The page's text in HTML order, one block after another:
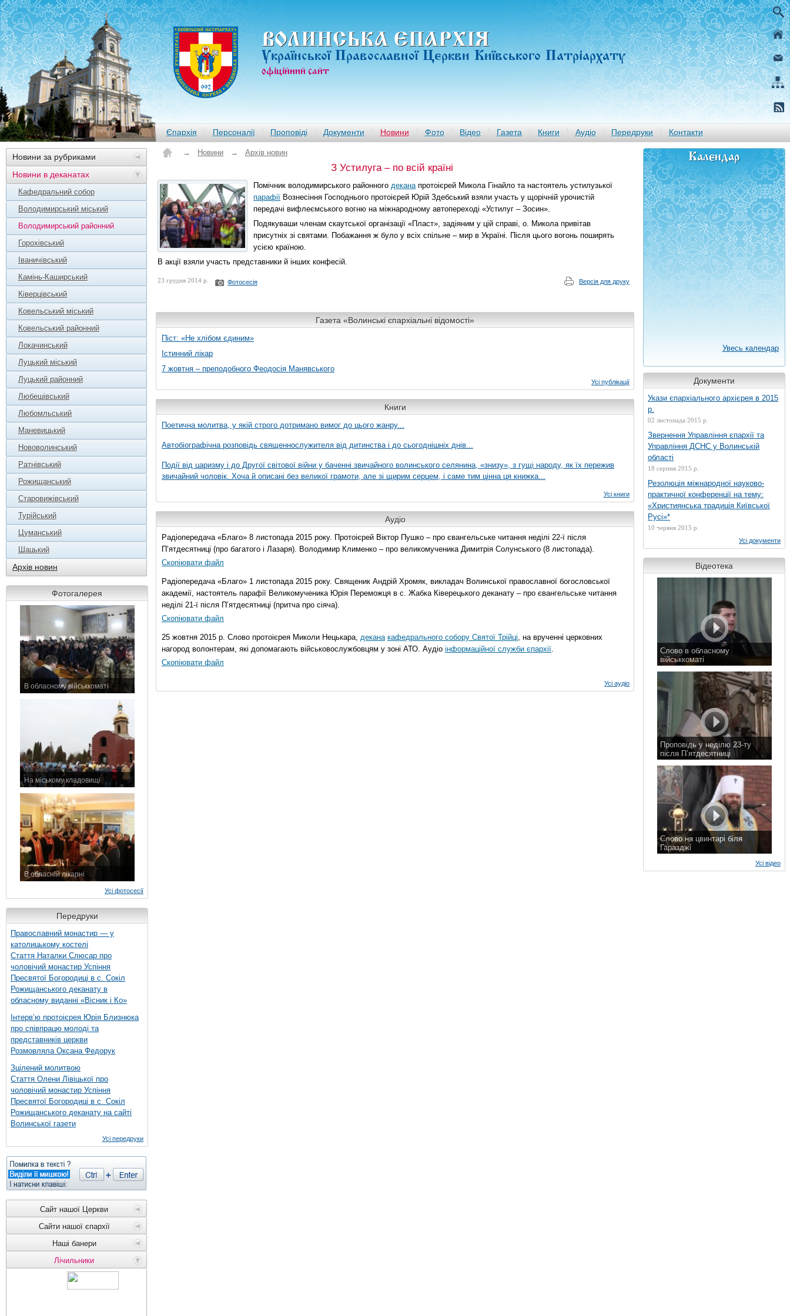
ВОЛИНСЬКА ЄПАРХIЯ
Української Православної Церкви Київського Патріархату
офiцiйний сайт
Єпархія Персоналії Проповіді Документи Новини Фото Відео Газета Книги Аудіо Передруки Контакти
Новини за рубриками
Новини в деканатах
Кафедральний собор
Володимирський міський
Володимирський районний
Горохівський
Іваничівський
Камінь-Каширський
Ківерцівський
Ковельський міський
Ковельський районний
Локачинський
Луцький міський
Луцький районний
Любешівський
Любомльський
Маневицький
Нововолинський
Ратнівський
Рожищанський
Старовижівський
Турійський
Цуманський
Шацький
Архів новин
Фотогалерея
В обласному військкоматі
На міському кладовищі
В обласній лікарні
Усі фотосесії
Передруки
Православний монастир — у
католицькому костелі
Стаття Наталки Слюсар про
чоловічий монастир Успіння
Пресвятої Богородиці в с. Сокіл
Рожищанського деканату в
обласному виданні «Вісник і Ко»
Інтерв’ю протоієрея Юрія Близнюка
про співпрацю молоді та
представників церкви
Розмовляла Оксана Федорук
Зцілений молитвою
Стаття Олени Лівіцької про
чоловічий монастир Успіння
Пресвятої Богородиці в с. Сокіл
Рожищанського деканату на сайті
Волинської газети
Усі передруки
Сайт нашої Церкви
Сайти нашої єпархії
Наші банери
Лічильники
→ Новини → Архів новин
З Устилуга – по всій країні
Помічник володимирського районного деканапротоієрей Микола Гінайло та настоятель устилузької
парафії Вознесіння Господнього протоієрей Юрій Здебський взяли участь у щорічній урочистій
передачі вифлеємського вогню на міжнародному автопереході «Устилуг – Зосин».
Подякуваши членам скаутської організації «Пласт», задіяним у цій справі, о. Микола привітав
присутніх зі святами. Побажання ж було у всіх спільне – мир в Україні. Після цього вогонь поширять
усією країною.
В акції взяли участь представники й інших конфесій.
23 грудня 2014 р. Фотосесія Версія для друку
Газета «Волинські єпархіальні відомості»
Піст: «Не хлібом єдиним»
Істинний лікар
7 жовтня – преподобного Феодосія Манявського
Усі публікації
Книги
Поетична молитва, у якій строго дотримано вимог до цього жанру...
Автобіографічна розповідь священнослужителя від дитинства і до сьогоднішніх днів...
Події від царизму і до Другої світової війни у баченні звичайного волинського селянина, «знизу», з гущі народу, як їх пережив
звичайний чоловік. Хоча й описані без великої грамоти, але зі щирим серцем, і саме тим цінна ця книжка...
Усі книги
Аудіо
Радіопередача «Благо» 8 листопада 2015 року. Протоієрей Віктор Пушко – про євангельське читання неділі 22-ї після
П’ятдесятниці (про багатого і Лазаря). Володимир Клименко – про великомученика Димитрія Солунського (8 листопада).
Скопіювати файл
Радіопередача «Благо» 1 листопада 2015 року. Священик Андрій Хромяк, викладач Волинської православної богословської
академії, настоятель парафії Великомученика Юрія Переможця в с. Жабка Ківерецького деканату – про євангельське читання
неділі 21-ї після П’ятдесятниці (притча про сіяча).
Скопіювати файл
25 жовтня 2015 р. Слово протоієрея Миколи Нецькара, декана кафедрального собору Святої Трійці, на врученні церковних
нагород волонтерам, які допомагають військовослужбовцям у зоні АТО. Аудіо інформаційної служби єпархії.
Скопіювати файл
Усі аудіо
Календар
Увесь календар
Документи
Укази єпархіального архієрея в 2015
р.
02 листопада 2015 р.
Звернення Управління єпархії та
Управління ДСНС у Волинській
області
18 серпня 2015 р.
Резолюція міжнародної науково-
практичної конференції на тему:
«Християнська традиція Київської
Русі»*
10 червня 2015 р.
Усі документи
Відеотека
Слово в обласному
військкоматі
Проповідь у неділю 23-ту
після П’ятдесятниці
Слово на цвинтарі біля
Гаразджі
Усі відео